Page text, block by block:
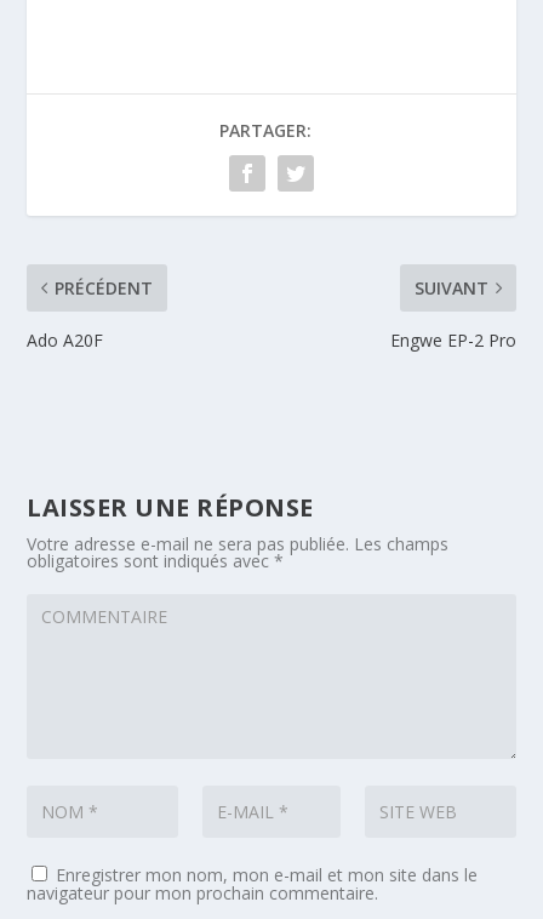
PARTAGER:
PRÉCÉDENT
Ado A20F
SUIVANT
Engwe EP-2 Pro
LAISSER UNE RÉPONSE
Votre adresse e-mail ne sera pas publiée. Les champs
obligatoires sont indiqués avec*
Enregistrer mon nom, mon e-mail et mon site dans le
navigateur pour mon prochain commentaire.